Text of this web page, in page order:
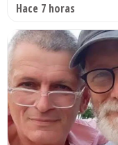
Hace 7 horas